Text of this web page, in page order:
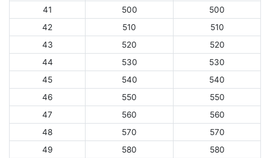
41
500
500
42
510
510
43
520
520
44
530
530
45
540
540
46
550
550
47
560
560
48
570
570
49
580
580